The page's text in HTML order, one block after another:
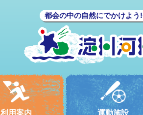
都会の中の自然にでかけよう
利用案内 運動施設